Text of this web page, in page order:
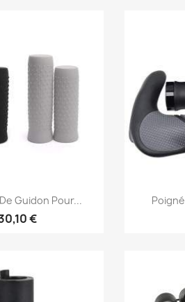
rapide
Guidon Pour...
€
